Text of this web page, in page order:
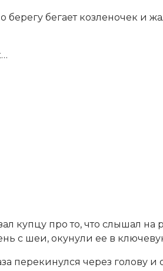
берегу бегает козленочек и
купцу про то, что слышал
с шеи, окунули ее в
перекинулся через голову